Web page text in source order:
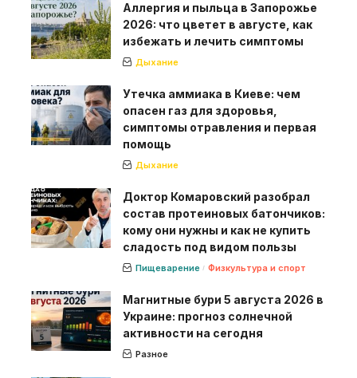
Аллергия и пыльца в Запорожье
2026: что цветет в августе, как
избежать и лечить симптомы
Дыхание
Утечка аммиака в Киеве: чем
опасен газ для здоровья,
симптомы отравления и первая
помощь
Дыхание
Доктор Комаровский разобрал
состав протеиновых батончиков:
кому они нужны и как не купить
сладость под видом пользы
Пищеварение Физкультура и спорт
Магнитные бури 5 августа 2026 в
Украине: прогноз солнечной
активности на сегодня
Разное